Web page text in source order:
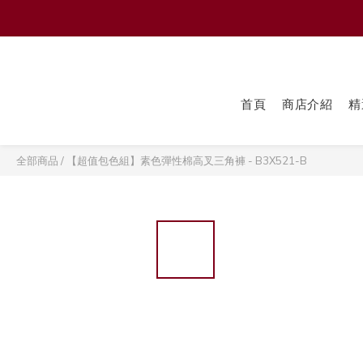
首頁 商店介紹
全部商品 / 【超值包色組】素色彈性棉高叉三角褲 - B3X521-B